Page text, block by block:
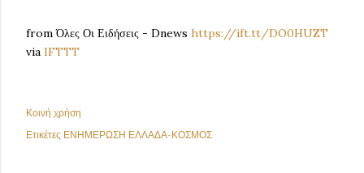
from Όλες Οι Ειδήσεις - Dnews https://ift.tt/DO0HUZT
via IFTTT
Κοινή χρήση
Ετικέτες ΕΝΗΜΕΡΩΣΗ ΕΛΛΑΔΑ-ΚΟΣΜΟΣ